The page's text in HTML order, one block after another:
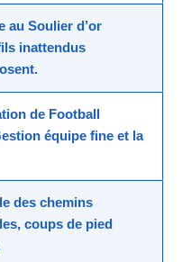
au Soulier d’or
inattendus
de Football
équipe fine et la
des chemins
coups de pied